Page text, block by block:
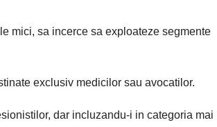
mici, sa incerce sa exploateze segmente
exclusiv medicilor sau avocatilor.
dar incluzandu-i in categoria mai